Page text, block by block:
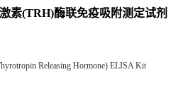
素(TRH)酶联免疫吸附测定试剂
Releasing Hormone) ELISA Kit